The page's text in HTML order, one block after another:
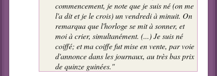
commencement, je note que je suis né (on me
l'a dit et je le crois) un vendredi à minuit. On
remarqua que l'horloge se mit à sonner, et
moi à crier, simultanément. (...) Je suis né
coiffé; et ma coiffe fut mise en vente, par voie
d'annonce dans les journaux, au très bas prix
de quinze guinées."